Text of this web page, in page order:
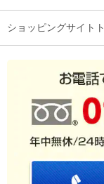
ショッピングサイト